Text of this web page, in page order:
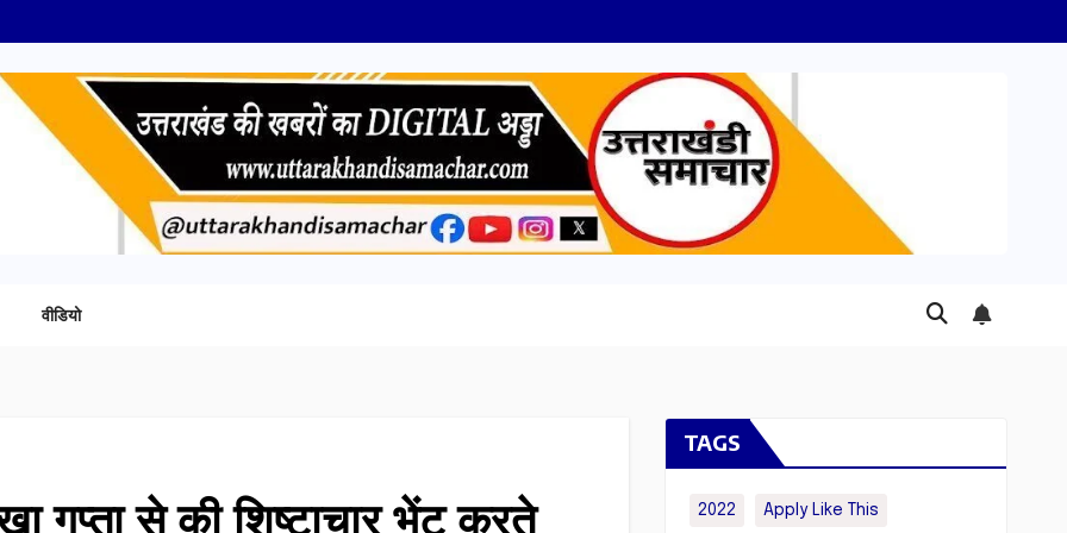
वीडियो
गुप्ता से की शिष्टाचार भेंट करते
TAGS
2022 Apply Like This